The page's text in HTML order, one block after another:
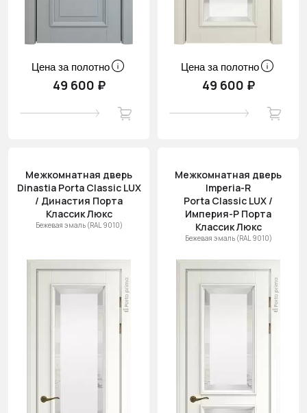
Цена за полотно
49 600 ₽
Цена за полотно
49 600 ₽
Межкомнатная дверь
Dinastia Porta Classic LUX
/ Династия Порта
Классик Люкс
Бежевая эмаль (RAL 9010)
Межкомнатная дверь
Imperia-R
Porta Classic LUX /
Империя-Р Порта
Классик Люкс
Бежевая эмаль (RAL 9010)